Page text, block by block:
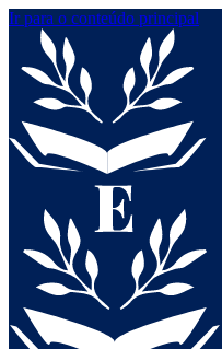
Ir para o conteúdo principal